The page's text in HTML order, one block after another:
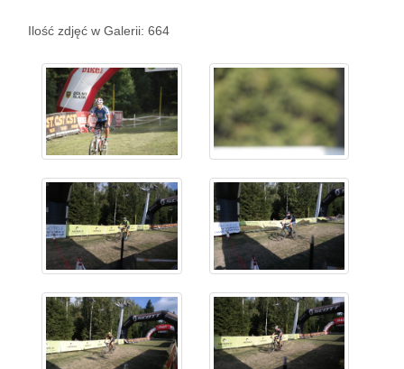
Ilość zdjęć w Galerii: 664